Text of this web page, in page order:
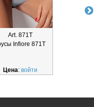
Art. 871Т
Infiore 871Т
Цена: войти